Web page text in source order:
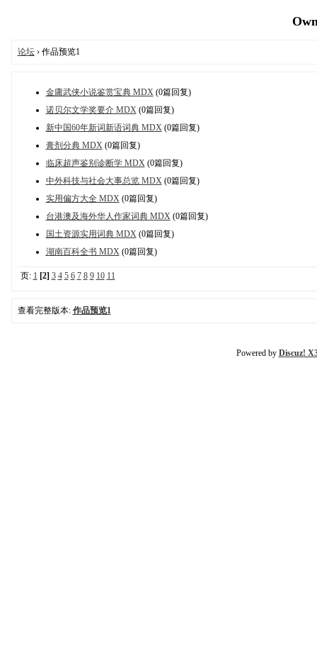
论坛› 作品预览1
金庸武侠小说鉴赏宝典 MDX(0篇回复)
诺贝尔文学奖要介 MDX(0篇回复)
新中国60年新词新语词典 MDX(0篇回复)
膏剂分典 MDX(0篇回复)
临床超声鉴别诊断学 MDX(0篇回复)
中外科技与社会大事总览 MDX(0篇回复)
实用偏方大全 MDX(0篇回复)
台港澳及海外华人作家词典 MDX(0篇回复)
国土资源实用词典 MDX(0篇回复)
湖南百科全书 MDX(0篇回复)
页: 1 [2] 3 4 5 6 7 8 9 10 11
查看完整版本: 作品预览1
Powered by Discuz!